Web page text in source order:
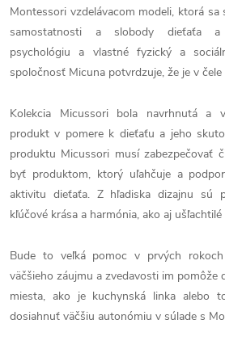
Montessori vzdelávacom modeli, ktorá sa
samostatnosti a slobody dieťaťa a
psychológiu a vlastné fyzický a
spoločnosť Micuna potvrdzuje, že je v
Kolekcia Micussori bola navrhnutá a
produkt v pomere k dieťaťu a jeho
produktu Micussori musí zabezpečovať
byť produktom, ktorý uľahčuje a
aktivitu dieťaťa. Z hľadiska dizajnu sú
kľúčové krása a harmónia, ako aj ušľachtilé
Bude to veľká pomoc v prvých
väčšieho záujmu a zvedavosti im
miesta, ako je kuchynská linka alebo
dosiahnuť väčšiu autonómiu v súlade s